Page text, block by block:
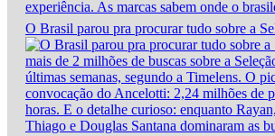
O Brasil parou pra procurar tudo sobre a